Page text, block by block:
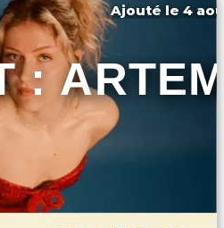
Ajouté le 4
: